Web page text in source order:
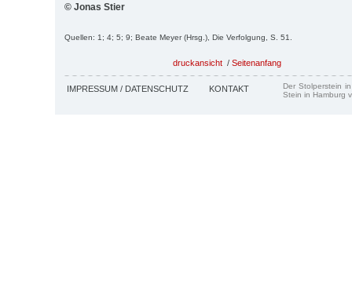
© Jonas Stier
Quellen: 1; 4; 5; 9; Beate Meyer (Hrsg.), Die Verfolgung, S. 51.
druckansicht / Seitenanfang
IMPRESSUM / DATENSCHUTZ KONTAKT
Der Stolperstein
Stein in Hamburg